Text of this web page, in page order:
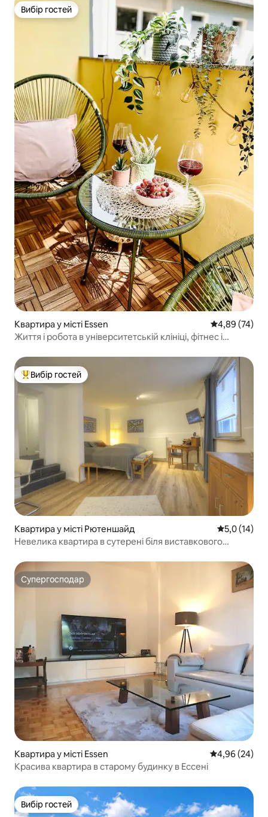
Вибір гостей
Вибір гостей
Квартира у місті Essen Середня
4,89 (74)
Життя і робота в університетській клініці, фітнес і
Топ вибір гостей
Вибір гостей
Квартира у місті Рютеншайд Середня
5,0 (14)
Невелика квартира в сутерені біля виставкового
Супергосподар
Супергосподар
Квартира у місті Essen Середня
4,96 (24)
Красива квартира в старому будинку в Ессені
Вибір гостей
Вибір гостей